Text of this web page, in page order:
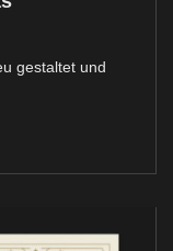
gestaltet und